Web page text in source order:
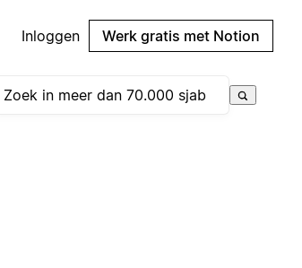
Inloggen Werk gratis met Notion